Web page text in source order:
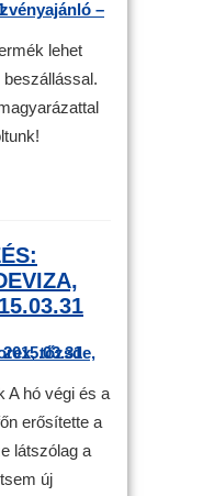
lehet
A hó végi és a
erősítette a
látszólag a
új